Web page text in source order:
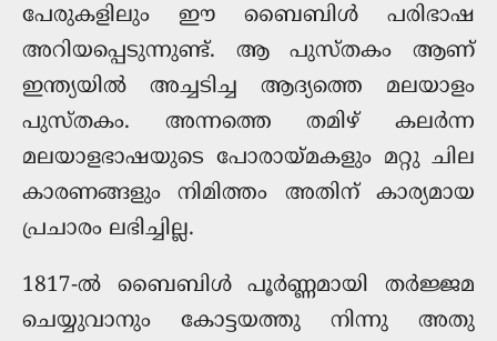
പേരുകളിലും ഈ ബൈബിൾ പരിഭാഷ
അറിയപ്പെടുന്നുണ്ട്. ആ പുസ്തകം ആണ്
ഇന്ത്യയിൽ അച്ചടിച്ച ആദ്യത്തെ മലയാളം
പുസ്തകം. അന്നത്തെ തമിഴ് കലര്‍ന്ന
മലയാളഭാഷയുടെ പോരായ്മകളും മറ്റു ചില
കാരണങ്ങളും നിമിത്തം അതിന് കാര്യമായ
പ്രചാരം ലഭിച്ചില്ല.
1817-ൽ ബൈബിൾ പൂർണ്ണമായി തർജ്ജമ
ചെയ്യുവാനും കോട്ടയത്തു നിന്നു അതു